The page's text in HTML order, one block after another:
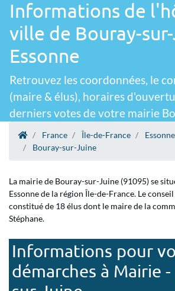
Informations de
ville de Bouray-
Essonne
Retrouvez les coordonnées, le
(maire & élus), horaires
derniers votes de votre mairie
France Île-de-France
Essonne
Bouray-sur-Juine
La mairie de Bouray-sur-Juine (91095) se
Essonne de la région Île-de-France. Le
constitué de 18 élus dont le maire de la
Stéphane.
Informations pour
démarches à Mairie